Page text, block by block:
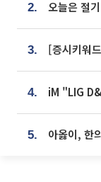
2. 오늘은 절
3.
4.
5.